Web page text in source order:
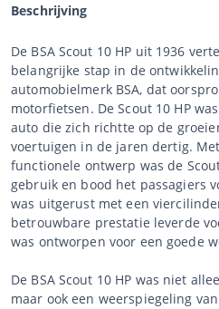
Beschrijving
De BSA Scout 10 HP uit 1936
belangrijke stap in de
automobielmerk BSA, dat
motorfietsen. De Scout 10 HP
auto die zich richtte op de
voertuigen in de jaren dertig.
functionele ontwerp was de
gebruik en bood het passagiers
was uitgerust met een
betrouwbare prestatie leverde
was ontworpen voor een goede
De BSA Scout 10 HP was niet
maar ook een weerspiegeling